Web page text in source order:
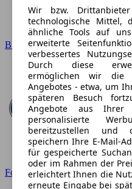
Wir bzw.
technologische Mittel,
ähnliche Tools auf
erweiterte
verbessertes
Durch diese
ermöglichen wir die
Angebotes - etwa, um
späteren Besuch
Angebote aus Ihrer
personalisierte
bereitzustellen und
speichern Ihre E-Mail-
für gespeicherte
oder im Rahmen der
erleichtert Ihnen die
erneute Eingabe bei
BMW
Ford